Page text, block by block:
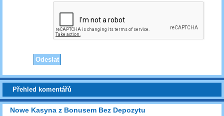
Přehled komentářů
Nowe Kasyna z Bonusem Bez Depozytu